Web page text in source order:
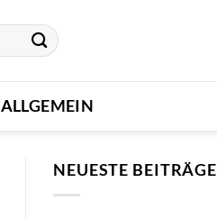
ALLGEMEIN
NEUESTE BEITRÄGE